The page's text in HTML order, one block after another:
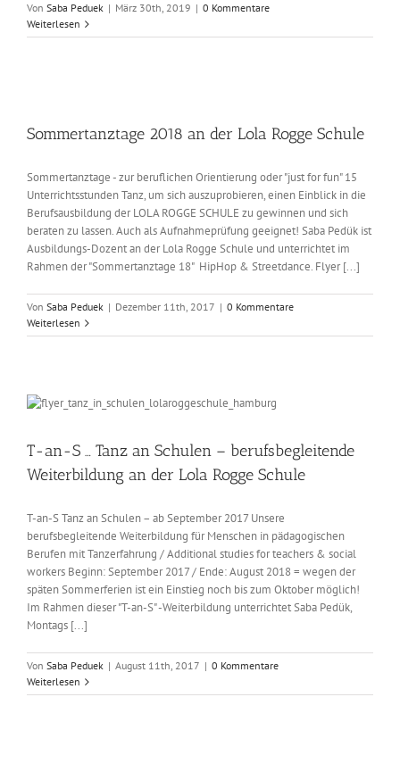
Von Saba Peduek | März 30th, 2019 | 0 Kommentare
Weiterlesen
Sommertanztage 2018 an der Lola Rogge Schule
Sommertanztage - zur beruflichen Orientierung oder "just for fun" 15
Unterrichtsstunden Tanz, um sich auszuprobieren, einen Einblick in die
Berufsausbildung der LOLA ROGGE SCHULE zu gewinnen und sich
beraten zu lassen. Auch als Aufnahmeprüfung geeignet! Saba Pedük ist
Ausbildungs-Dozent an der Lola Rogge Schule und unterrichtet im
Rahmen der "Sommertanztage 18" HipHop & Streetdance. Flyer [...]
Von Saba Peduek | Dezember 11th, 2017 | 0 Kommentare
Weiterlesen
T-an-S … Tanz an Schulen – berufsbegleitende
Weiterbildung an der Lola Rogge Schule
T-an-S Tanz an Schulen – ab September 2017 Unsere
berufsbegleitende Weiterbildung für Menschen in pädagogischen
Berufen mit Tanzerfahrung / Additional studies for teachers & social
workers Beginn: September 2017 / Ende: August 2018 = wegen der
späten Sommerferien ist ein Einstieg noch bis zum Oktober möglich!
Im Rahmen dieser "T-an-S" -Weiterbildung unterrichtet Saba Pedük,
Montags [...]
Von Saba Peduek | August 11th, 2017 | 0 Kommentare
Weiterlesen